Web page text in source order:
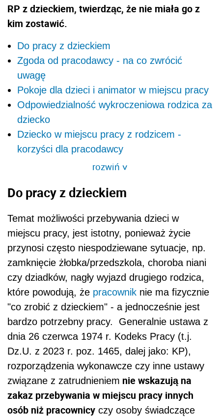
RP z dzieckiem, twierdząc, że nie miała go z
kim zostawić.
Do pracy z dzieckiem
Zgoda od pracodawcy - na co zwrócić
uwagę
Pokoje dla dzieci i animator w miejscu pracy
Odpowiedzialność wykroczeniowa rodzica za
dziecko
Dziecko w miejscu pracy z rodzicem -
korzyści dla pracodawcy
rozwiń>
Do pracy z dzieckiem
Temat możliwości przebywania dzieci w
miejscu pracy, jest istotny, ponieważ życie
przynosi często niespodziewane sytuacje, np.
zamknięcie żłobka/przedszkola, choroba niani
czy dziadków, nagły wyjazd drugiego rodzica,
które powodują, że pracownik nie ma fizycznie
"co zrobić z dzieckiem" - a jednocześnie jest
bardzo potrzebny pracy. Generalnie ustawa z
dnia 26 czerwca 1974 r. Kodeks Pracy (t.j.
Dz.U. z 2023 r. poz. 1465, dalej jako: KP),
rozporządzenia wykonawcze czy inne ustawy
związane z zatrudnieniem nie wskazują na
zakaz przebywania w miejscu pracy innych
osób niż pracownicy czy osoby świadczące